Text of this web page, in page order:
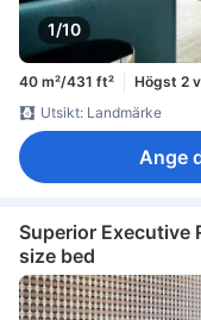
1/10
40 m²/431 ft² Högst 2
Utsikt: Landmärke
Ange
Superior Executive
size bed